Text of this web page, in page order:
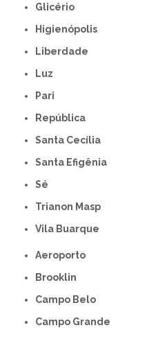
Glicério
Higienópolis
Liberdade
Luz
Pari
República
Santa Cecília
Santa Efigênia
Sé
Trianon Masp
Vila Buarque
Aeroporto
Brooklin
Campo Belo
Campo Grande